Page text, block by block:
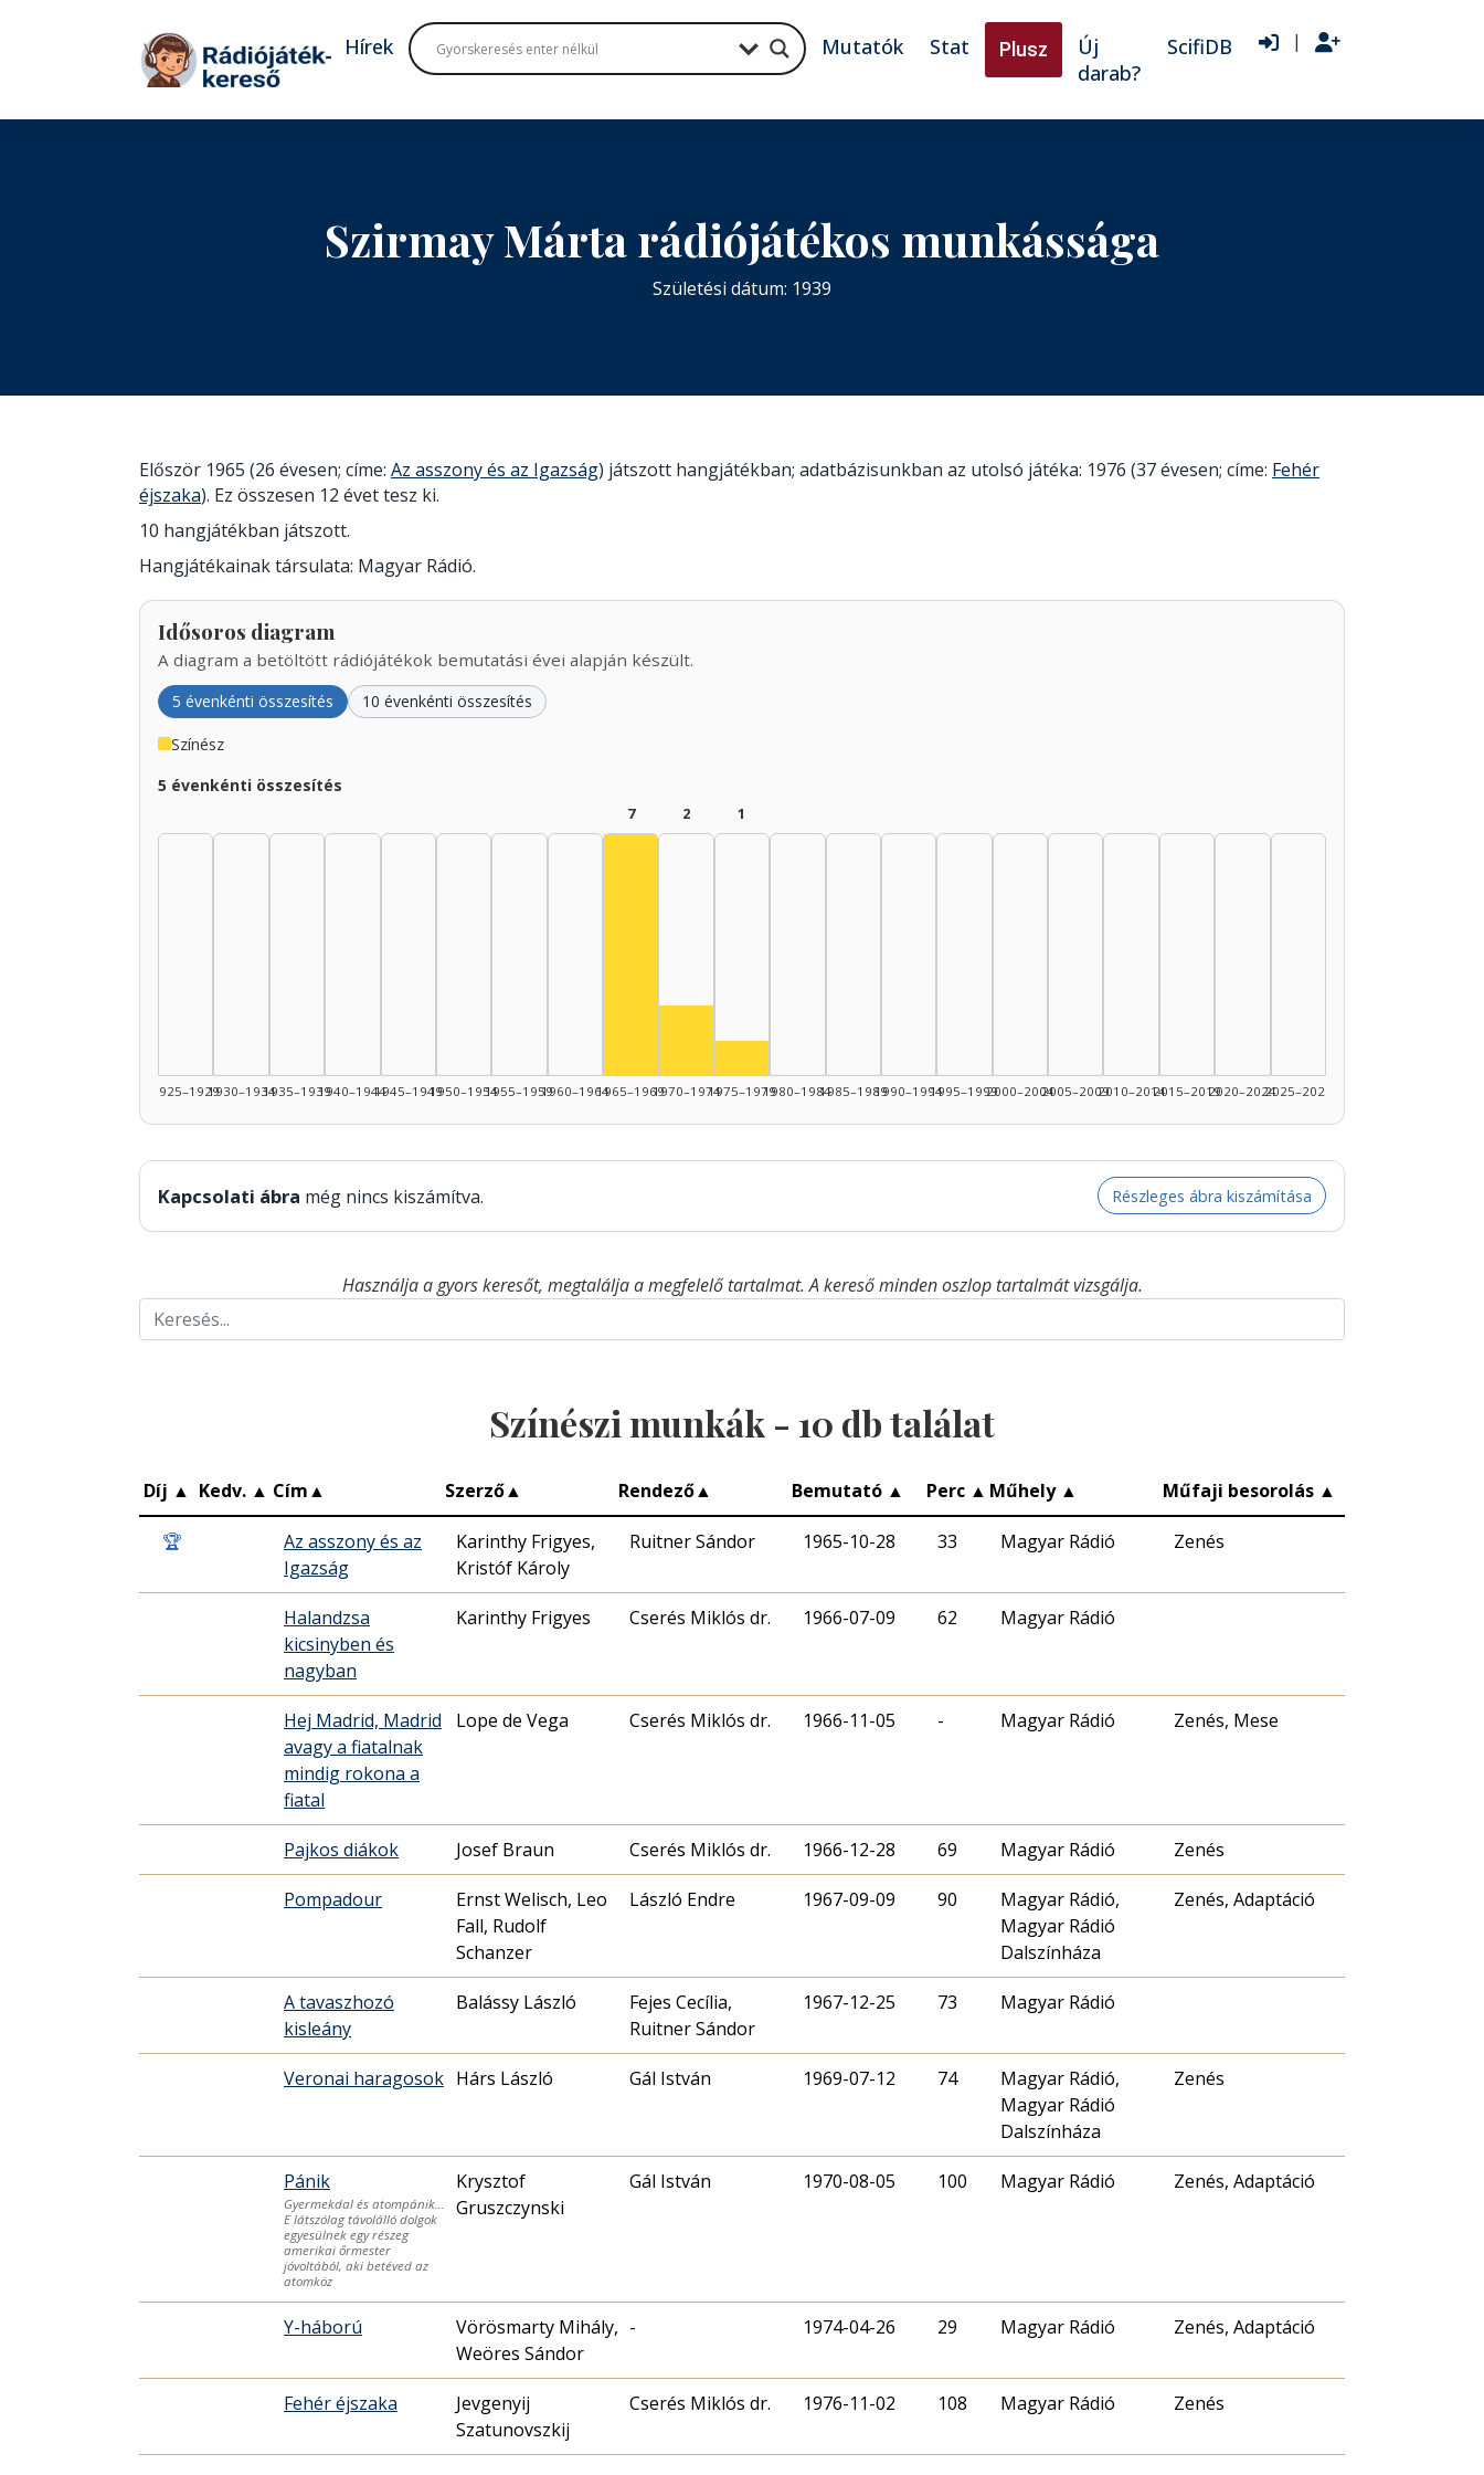
Tovább a tartalomhoz
Hírek Mutatók Stat Plusz
Új
darab?
ScifiDB |
Szirmay Márta rádiójátékos munkássága
Születési dátum: 1939
Először 1965 (26 évesen; címe: Az asszony és az Igazság) játszott hangjátékban; adatbázisunkban az utolsó játéka: 1976 (37 évesen; címe: Fehér
éjszaka). Ez összesen 12 évet tesz ki.
10 hangjátékban játszott.
Hangjátékainak társulata: Magyar Rádió.
Idősoros diagram
A diagram a betöltött rádiójátékok bemutatási évei alapján készült.
5 évenkénti összesítés 10 évenkénti összesítés
Színész
5 évenkénti összesítés
1925–19291930–19341935–19391940–19441945–19491950–19541955–19591960–1964
7
1965–1969
2
1970–1974
1
Színész, 1975–1979: 1
1975–19791980–19841985–19891990–19941995–19992000–20042005–20092010–20142015–20192020–20242025–2026
Kapcsolati ábra még nincs kiszámítva. Részleges ábra kiszámítása
Használja a gyors keresőt, megtalálja a megfelelő tartalmat. A kereső minden oszlop tartalmát vizsgálja.
Színészi munkák - 10 db találat
Díj ▲ Kedv. ▲ Cím▲ Szerző▲ Rendező▲ Bemutató ▲ Perc ▲ Műhely ▲ Műfaji besorolás ▲
🏆
Az asszony és az
Igazság
Karinthy Frigyes,
Kristóf Károly
Ruitner Sándor 1965-10-28 33 Magyar Rádió Zenés
Halandzsa
kicsinyben és
nagyban
Karinthy Frigyes Cserés Miklós dr. 1966-07-09 62 Magyar Rádió
Hej Madrid, Madrid
avagy a fiatalnak
mindig rokona a
fiatal
Lope de Vega Cserés Miklós dr. 1966-11-05 - Magyar Rádió Zenés, Mese
Pajkos diákok Josef Braun Cserés Miklós dr. 1966-12-28 69 Magyar Rádió Zenés
Pompadour
Ernst Welisch, Leo
Fall, Rudolf
Schanzer
László Endre 1967-09-09 90
Magyar Rádió,
Magyar Rádió
Dalszínháza
Zenés, Adaptáció
A tavaszhozó
kisleány
Balássy László
Fejes Cecília,
Ruitner Sándor
1967-12-25 73 Magyar Rádió
Veronai haragosok Hárs László Gál István 1969-07-12 74
Magyar Rádió,
Magyar Rádió
Dalszínháza
Zenés
Pánik
Gyermekdal és atompánik…
E látszólag távolálló dolgok
egyesülnek egy részeg
amerikai őrmester
jóvoltából, aki betéved az
atomköz
Krysztof
Gruszczynski
Gál István 1970-08-05 100 Magyar Rádió Zenés, Adaptáció
Y-háború
Vörösmarty Mihály,
Weöres Sándor
- 1974-04-26 29 Magyar Rádió Zenés, Adaptáció
Fehér éjszaka
Jevgenyij
Szatunovszkij
Cserés Miklós dr. 1976-11-02 108 Magyar Rádió Zenés